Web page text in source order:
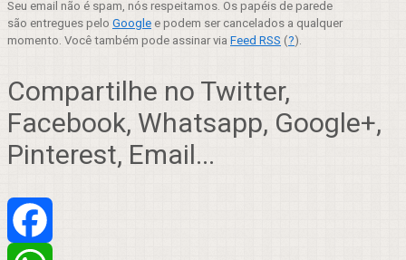
Seu email não é spam, nós respeitamos. Os papéis de parede
são entregues pelo Google e podem ser cancelados a qualquer
momento. Você também pode assinar via Feed RSS (?).
Compartilhe no Twitter,
Facebook, Whatsapp, Google+,
Pinterest, Email...